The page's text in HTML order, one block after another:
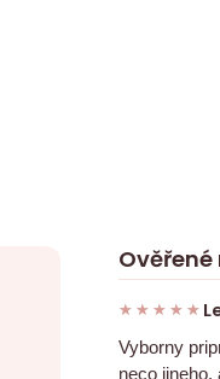
★★★★★
★★★★★
Vyborny
neco jineho,